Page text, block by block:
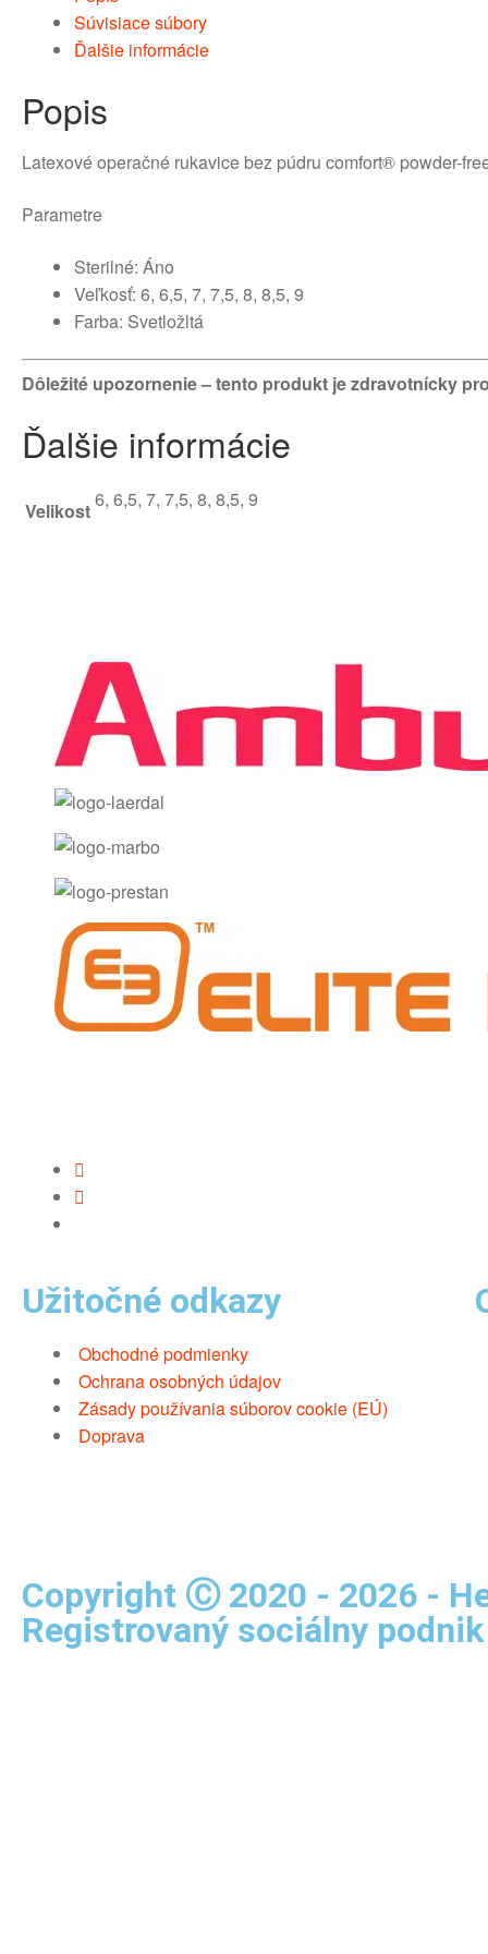
Súvisiace súbory
Ďalšie informácie
Popis
Latexové operačné rukavice bez púdru comfort® powder-
Parametre
Sterilné: Áno
Veľkosť: 6, 6,5, 7, 7,5, 8, 8,5, 9
Farba: Svetložltá
Dôležité upozornenie – tento produkt je zdravotnícky
Ďalšie informácie
Velikost6, 6,5, 7, 7,5, 8, 8,5, 9
Užitočné odkazy
Obchodné podmienky
Ochrana osobných údajov
Zásady používania súborov cookie (EÚ)
Doprava
Copyright Ⓒ 2020 - 2026 -
Registrovaný sociálny podnik